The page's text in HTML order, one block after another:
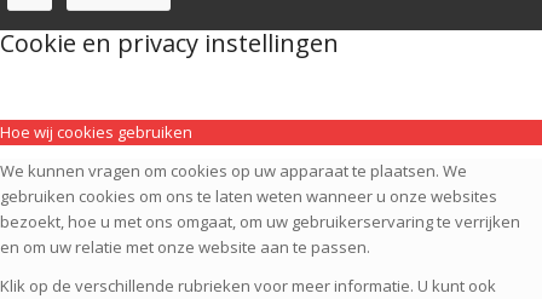
Cookie en privacy instellingen
Hoe wij cookies gebruiken
We kunnen vragen om cookies op uw apparaat te plaatsen. We
gebruiken cookies om ons te laten weten wanneer u onze websites
bezoekt, hoe u met ons omgaat, om uw gebruikerservaring te verrijken
en om uw relatie met onze website aan te passen.
Klik op de verschillende rubrieken voor meer informatie. U kunt ook